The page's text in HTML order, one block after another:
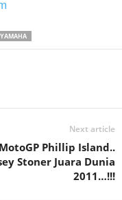
YAMAHA
Next article
MotoGP Phillip Island..
Stoner Juara Dunia
2011…!!!